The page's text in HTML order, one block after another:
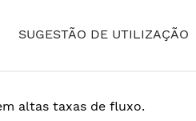
SUGESTÃO DE UTILIZAÇÃO
altas taxas de fluxo.